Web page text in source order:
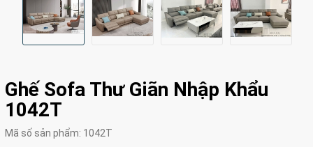
Ghế Sofa Thư Giãn Nhập Khẩu
1042T
Mã số sản phẩm: 1042T